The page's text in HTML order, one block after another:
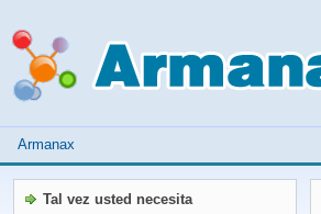
Armanax
Tal vez usted necesita